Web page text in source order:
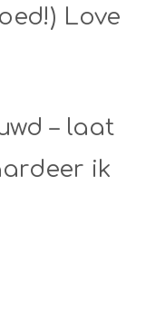
Love
– laat
ik